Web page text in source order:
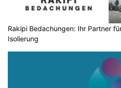
Rakipi Bedachungen: Ihr Partner
Isolierung